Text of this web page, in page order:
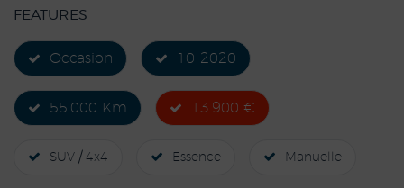
FEATURES
Occasion 10-2020
55.000 Km 13.900 €
SUV / 4x4 Essence Manuelle